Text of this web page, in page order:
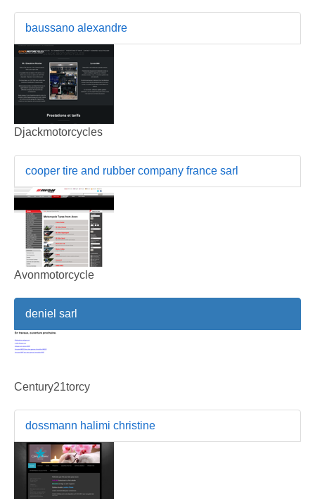
baussano alexandre
Djackmotorcycles
cooper tire and rubber company france sarl
Avonmotorcycle
deniel sarl
Century21torcy
dossmann halimi christine